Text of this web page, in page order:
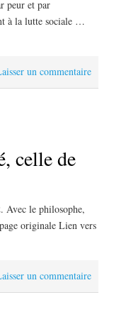
peur et par
à la lutte sociale …
un commentaire
celle de
Avec le philosophe,
originale Lien vers
un commentaire